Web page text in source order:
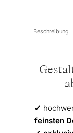
Beschreibung
✔︎
feinsten